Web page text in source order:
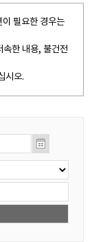
필요한 경우는
속한 내용, 불건전
시오.